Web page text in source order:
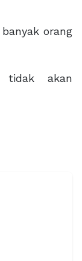
orang
tidak akan